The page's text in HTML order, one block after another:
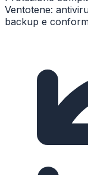
Ventotene:
backup e